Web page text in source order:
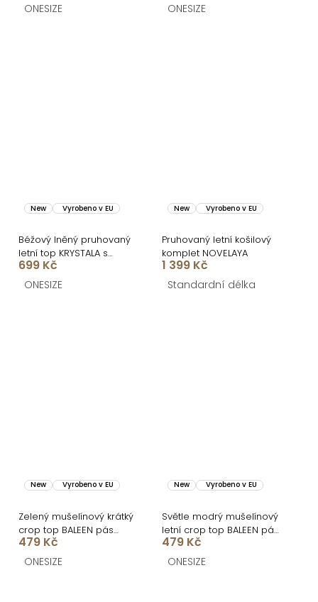
ONESIZE ONESIZE
New Vyrobeno v EU
Béžový lněný pruhovaný
letní top KRYSTALA s
bavlnou
699 Kč
ONESIZE
New Vyrobeno v EU
Pruhovaný letní košilový
komplet NOVELAYA
1 399 Kč
Standardní délka
New Vyrobeno v EU
Zelený mušelínový krátký
crop top BALEEN pás
přes prsa
479 Kč
ONESIZE
New Vyrobeno v EU
Světle modrý mušelínový
letní crop top BALEEN pás
přes prsa
479 Kč
ONESIZE